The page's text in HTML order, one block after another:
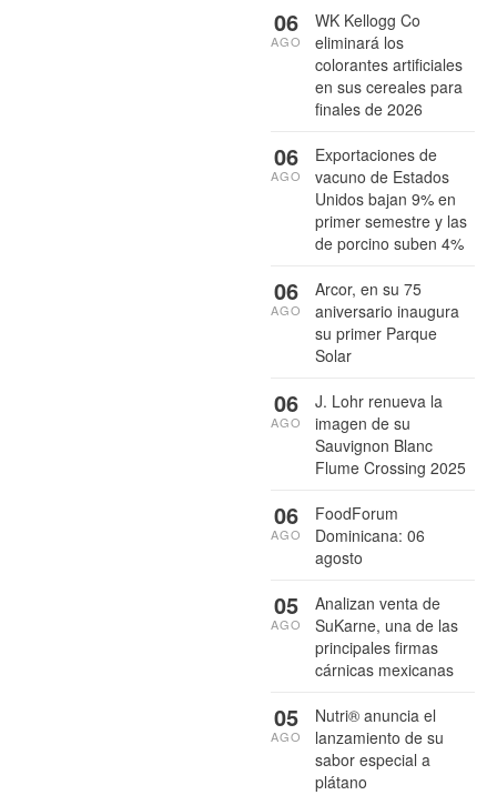
WK Kellogg Co
eliminará los
colorantes artificiales
en sus cereales para
finales de 2026
06
AGO
Exportaciones de
vacuno de Estados
Unidos bajan 9% en
primer semestre y las
de porcino suben 4%
06
AGO
Arcor, en su 75
aniversario inaugura
su primer Parque
Solar
06
AGO
J. Lohr renueva la
imagen de su
Sauvignon Blanc
Flume Crossing 2025
06
AGO
FoodForum
Dominicana: 06
agosto
06
AGO
Analizan venta de
SuKarne, una de las
principales firmas
cárnicas mexicanas
05
AGO
Nutri® anuncia el
lanzamiento de su
sabor especial a
plátano
05
AGO